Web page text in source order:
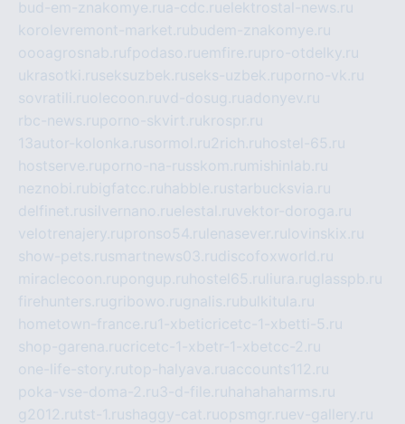
bud-em-znakomye.rua-cdc.ruelektrostal-news.ru
korolevremont-market.rubudem-znakomye.ru
oooagrosnab.rufpodaso.ruemfire.rupro-otdelky.ru
ukrasotki.ruseksuzbek.ruseks-uzbek.ruporno-vk.ru
sovratili.ruolecoon.ruvd-dosug.ruadonyev.ru
rbc-news.ruporno-skvirt.rukrospr.ru
13autor-kolonka.rusormol.ru2rich.ru hostel-65.ru
hostserve.ruporno-na-russkom.ru mishinlab.ru
neznobi.rubigfatcc.ru habble.rustarbucksvia.ru
delfinet.rusilvernano.ruelestal.ruvektor-doroga.ru
velotrenajery.rupronso54.ru lenasever.ru lovinskix.ru
show-pets.rusmartnews03.rudiscofoxworld.ru
miraclecoon.rupongup.ru hostel65.ru liura.ruglasspb.ru
firehunters.rugribowo.rugnalis.rubulkitula.ru
hometown-france.ru1-xbeticricetc-1-xbetti-5.ru
shop-garena.rucricetc-1-xbetr-1-xbetcc-2.ru
one-life-story.rutop-halyava.ruaccounts112.ru
poka-vse-doma-2.ru3-d-file.ru hahahaharms.ru
g2012.rutst-1.rushaggy-cat.ruopsmgr.ruev-gallery.ru